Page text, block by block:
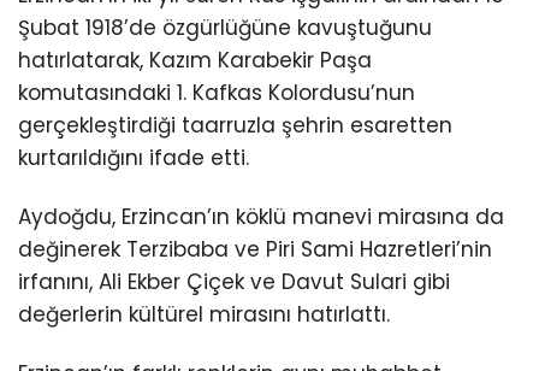
Şubat 1918’de özgürlüğüne kavuştuğunu
hatırlatarak, Kazım Karabekir Paşa
komutasındaki 1. Kafkas Kolordusu’nun
gerçekleştirdiği taarruzla şehrin esaretten
kurtarıldığını ifade etti.
Aydoğdu, Erzincan’ın köklü manevi mirasına da
değinerek Terzibaba ve Piri Sami Hazretleri’nin
irfanını, Ali Ekber Çiçek ve Davut Sulari gibi
değerlerin kültürel mirasını hatırlattı.